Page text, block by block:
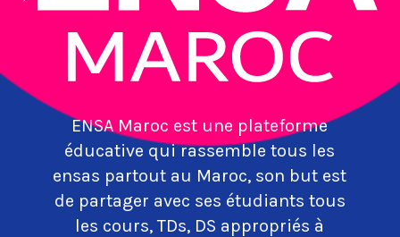
ENSA Maroc est une plateforme
éducative qui rassemble tous les
ensas partout au Maroc, son but est
de partager avec ses étudiants tous
les cours, TDs, DS appropriés à